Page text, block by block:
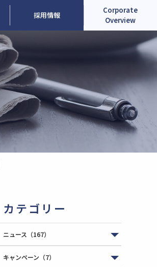
採用情報
Corporate
Overview
カテゴリー
ニュース （167）
キャンペーン （7）